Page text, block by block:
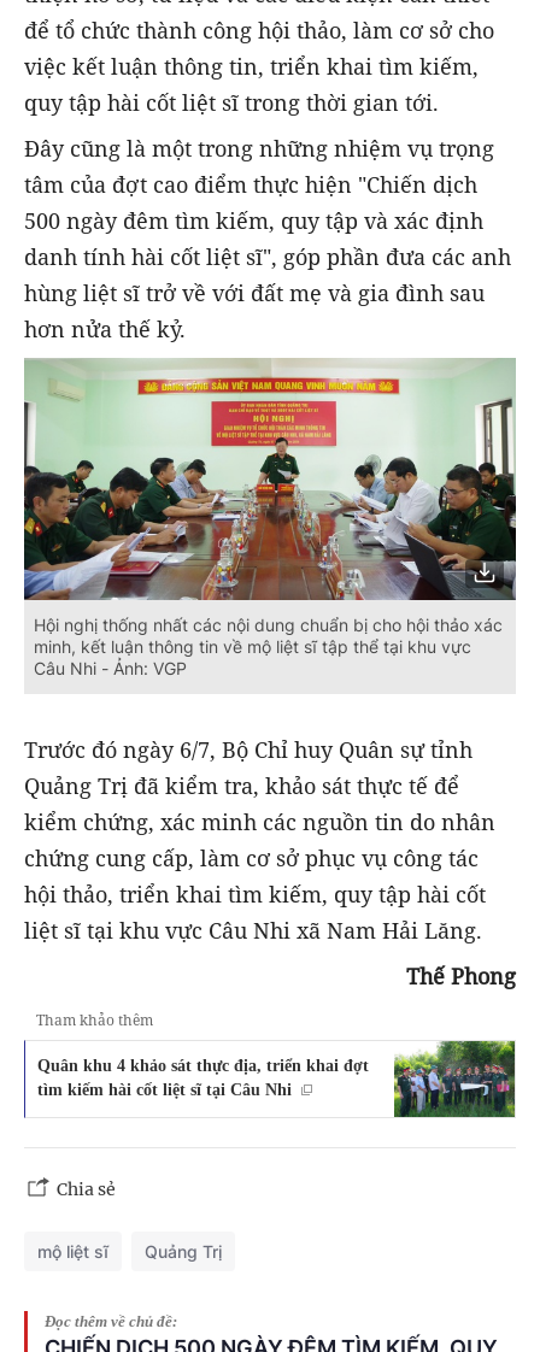
để tổ chức thành công hội thảo, làm cơ sở cho
việc kết luận thông tin, triển khai tìm kiếm,
quy tập hài cốt liệt sĩ trong thời gian tới.
Đây cũng là một trong những nhiệm vụ trọng
tâm của đợt cao điểm thực hiện "Chiến dịch
500 ngày đêm tìm kiếm, quy tập và xác định
danh tính hài cốt liệt sĩ", góp phần đưa các anh
hùng liệt sĩ trở về với đất mẹ và gia đình sau
hơn nửa thế kỷ.
Hội nghị thống nhất các nội dung chuẩn bị cho hội thảo xác
minh, kết luận thông tin về mộ liệt sĩ tập thể tại khu vực
Câu Nhi - Ảnh: VGP
Trước đó ngày 6/7, Bộ Chỉ huy Quân sự tỉnh
Quảng Trị đã kiểm tra, khảo sát thực tế để
kiểm chứng, xác minh các nguồn tin do nhân
chứng cung cấp, làm cơ sở phục vụ công tác
hội thảo, triển khai tìm kiếm, quy tập hài cốt
liệt sĩ tại khu vực Câu Nhi xã Nam Hải Lăng.
Thế Phong
Tham khảo thêm
Quân khu 4 khảo sát thực địa, triển khai đợt
tìm kiếm hài cốt liệt sĩ tại Câu Nhi
Chia sẻ
mộ liệt sĩ Quảng Trị
Đọc thêm về chủ đề: